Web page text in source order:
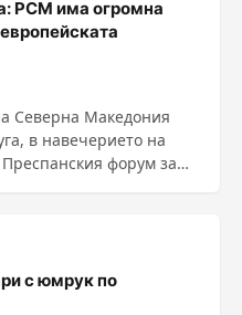
РСМ има огромна
Северна Македония
в навечерието на
форум за
с юмрук по